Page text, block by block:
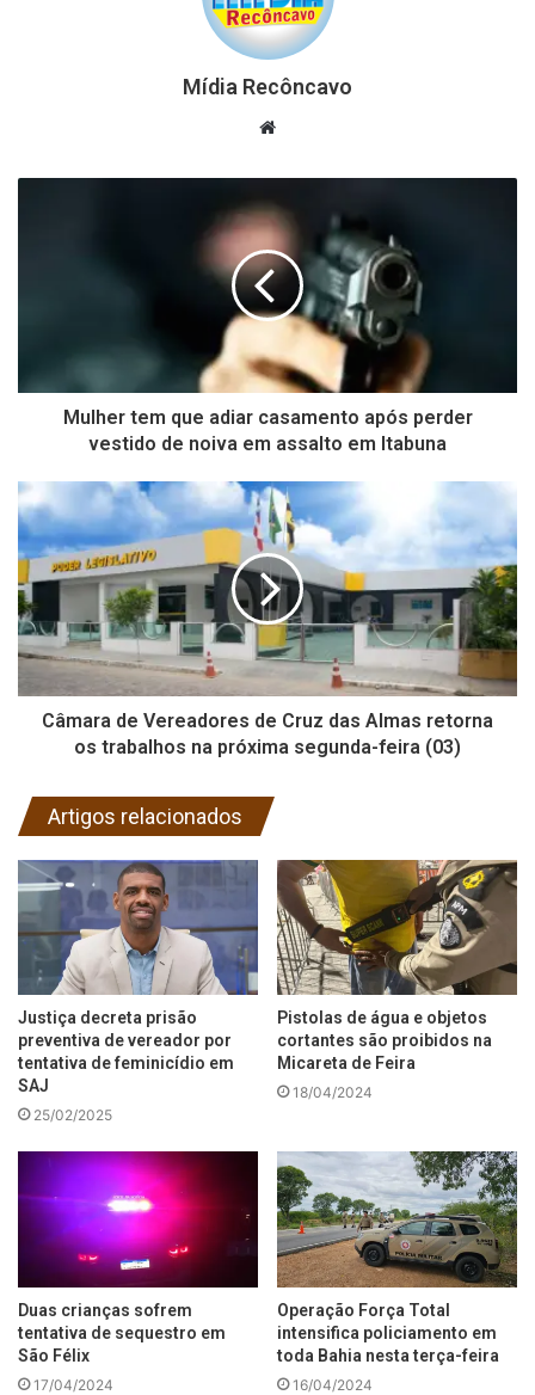
Mídia Recôncavo
Website
Mulher tem que adiar casamento após perder
vestido de noiva em assalto em Itabuna
Câmara de Vereadores de Cruz das Almas retorna
os trabalhos na próxima segunda-feira (03)
Artigos relacionados
Justiça decreta prisão
preventiva de vereador por
tentativa de feminicídio em
SAJ
25/02/2025
Pistolas de água e objetos
cortantes são proibidos na
Micareta de Feira
18/04/2024
Duas crianças sofrem
tentativa de sequestro em
São Félix
17/04/2024
Operação Força Total
intensifica policiamento em
toda Bahia nesta terça-feira
16/04/2024